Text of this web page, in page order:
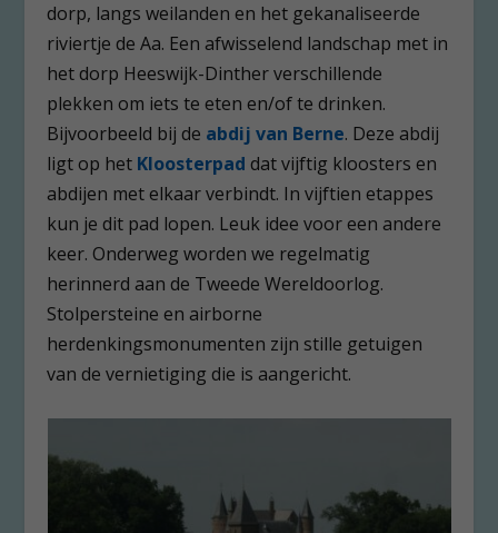
dorp, langs weilanden en het gekanaliseerde
riviertje de Aa. Een afwisselend landschap met in
het dorp Heeswijk-Dinther verschillende
plekken om iets te eten en/of te drinken.
Bijvoorbeeld bij de abdij van Berne. Deze abdij
ligt op het Kloosterpad dat vijftig kloosters en
abdijen met elkaar verbindt. In vijftien etappes
kun je dit pad lopen. Leuk idee voor een andere
keer. Onderweg worden we regelmatig
herinnerd aan de Tweede Wereldoorlog.
Stolpersteine en airborne
herdenkingsmonumenten zijn stille getuigen
van de vernietiging die is aangericht.